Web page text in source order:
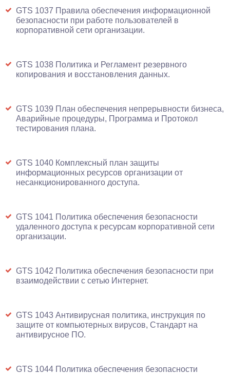
GTS 1037 Правила обеспечения информационной
безопасности при работе пользователей в
корпоративной сети организации.
GTS 1038 Политика и Регламент резервного
копирования и восстановления данных.
GTS 1039 План обеспечения непрерывности бизнеса,
Аварийные процедуры, Программа и Протокол
тестирования плана.
GTS 1040 Комплексный план защиты
информационных ресурсов организации от
несанкционированного доступа.
GTS 1041 Политика обеспечения безопасности
удаленного доступа к ресурсам корпоративной сети
организации.
GTS 1042 Политика обеспечения безопасности при
взаимодействии с сетью Интернет.
GTS 1043 Антивирусная политика, инструкция по
защите от компьютерных вирусов, Стандарт на
антивирусное ПО.
GTS 1044 Политика обеспечения безопасности